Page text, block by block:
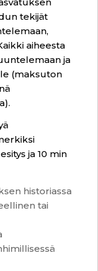
tekijät
aiheesta
ja
(maksuton
ja 10 min
historiassa
tai